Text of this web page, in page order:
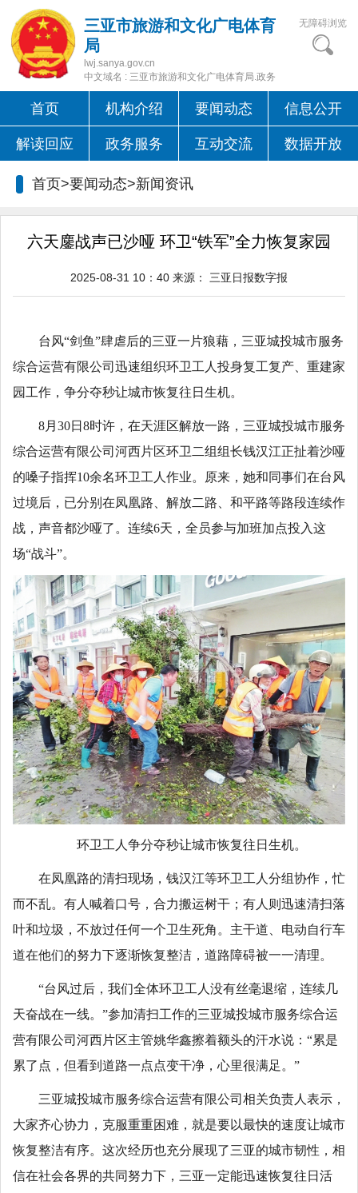
三亚市旅游和文化广电体育
局
lwj.sanya.gov.cn
中文域名 : 三亚市旅游和文化广电体育局.政务
无障碍浏览
首页 机构介绍 要闻动态 信息公开
解读回应 政务服务 互动交流 数据开放
首页>要闻动态>新闻资讯
六天鏖战声已沙哑 环卫“铁军”全力恢复家园
2025-08-31 10：40 来源： 三亚日报数字报
台风“剑鱼”肆虐后的三亚一片狼藉，三亚城投城市服务
综合运营有限公司迅速组织环卫工人投身复工复产、重建家
园工作，争分夺秒让城市恢复往日生机。
8月30日8时许，在天涯区解放一路，三亚城投城市服务
综合运营有限公司河西片区环卫二组组长钱汉江正扯着沙哑
的嗓子指挥10余名环卫工人作业。原来，她和同事们在台风
过境后，已分别在凤凰路、解放二路、和平路等路段连续作
战，声音都沙哑了。连续6天，全员参与加班加点投入这
场“战斗”。
环卫工人争分夺秒让城市恢复往日生机。
在凤凰路的清扫现场，钱汉江等环卫工人分组协作，忙
而不乱。有人喊着口号，合力搬运树干；有人则迅速清扫落
叶和垃圾，不放过任何一个卫生死角。主干道、电动自行车
道在他们的努力下逐渐恢复整洁，道路障碍被一一清理。
“台风过后，我们全体环卫工人没有丝毫退缩，连续几
天奋战在一线。”参加清扫工作的三亚城投城市服务综合运
营有限公司河西片区主管姚华鑫擦着额头的汗水说：“累是
累了点，但看到道路一点点变干净，心里很满足。”
三亚城投城市服务综合运营有限公司相关负责人表示，
大家齐心协力，克服重重困难，就是要以最快的速度让城市
恢复整洁有序。这次经历也充分展现了三亚的城市韧性，相
信在社会各界的共同努力下，三亚一定能迅速恢复往日活